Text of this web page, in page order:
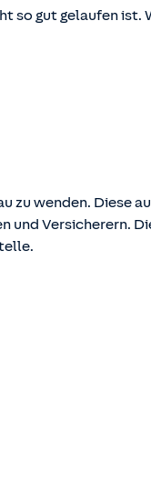
so gut gelaufen ist.
zu wenden. Diese
Versicherern.